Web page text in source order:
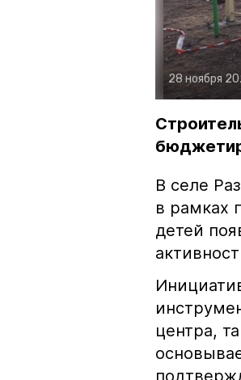
28 ноября
В селе
в рамках
детей
центра,